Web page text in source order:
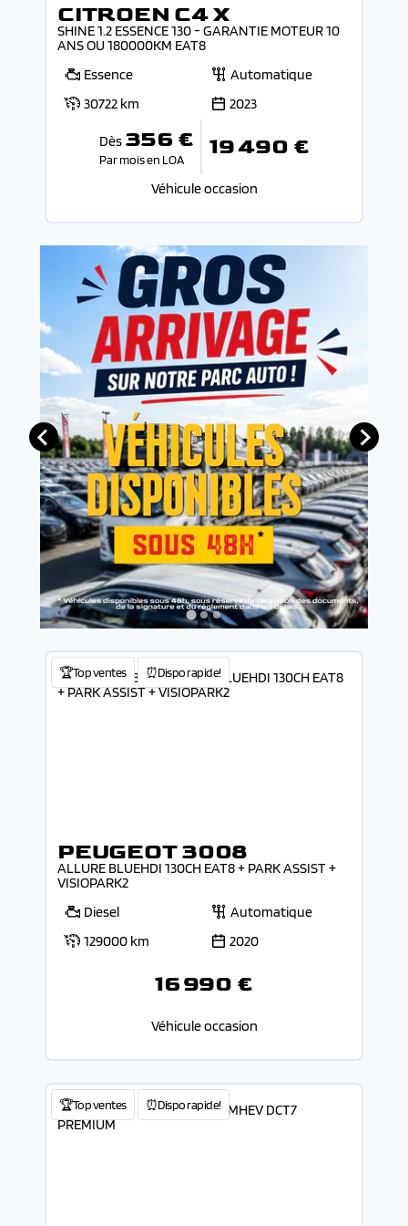
CITROEN C4 X
SHINE 1.2 ESSENCE 130 - GARANTIE MOTEUR 10
ANS OU 180000KM EAT8
Essence
Automatique
30722 km
2023
Dès 356 €
Par mois en LOA 19 490 €
Véhicule occasion
🏆Top ventes ⏰Dispo rapide!
PEUGEOT 3008
ALLURE BLUEHDI 130CH EAT8 + PARK ASSIST +
VISIOPARK2
Diesel
Automatique
129000 km
2020
16 990 €
Véhicule occasion
🏆Top ventes ⏰Dispo rapide!